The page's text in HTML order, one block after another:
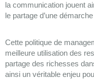
la communication jouent
le partage d’une
Cette politique de
meilleure utilisation des
partage des richesses
ainsi un véritable enjeu